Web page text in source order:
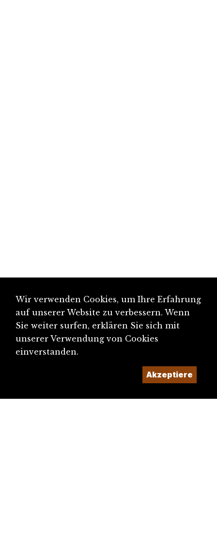
Wir verwenden Cookies, um Ihre Erfahrung
auf unserer Website zu verbessern. Wenn
Sie weiter surfen, erklären Sie sich mit
unserer Verwendung von Cookies
einverstanden.
Akzeptiere